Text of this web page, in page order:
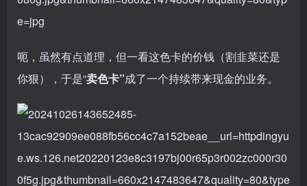
呃，虽然有点道理，但一看这色卡的价钱（割韭菜还是
你狠），于是“卖色卡”成了一个持续带来现金的业务。